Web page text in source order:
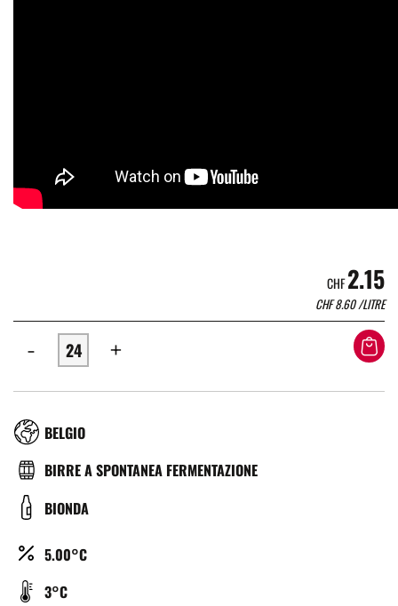
CHF2.15
CHF8.60/LITRE
- +
RÉGION
BELGIO
TYPE
BIÈRE
BIRRE A SPONTANEA FERMENTAZIONE
COULEUR
BIONDA
ALCOOL
5.00°C
TEMPÉRATURE
3°C